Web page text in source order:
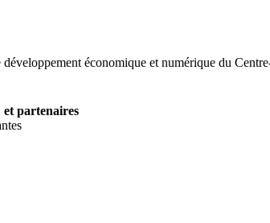
développement économique et numérique du
partenaires